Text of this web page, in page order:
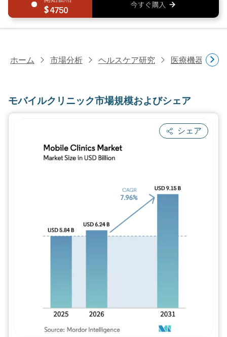
4750
ホーム 市場分析 ヘルスケア研究 医療機器研究
モバイルクリニック市場規模およびシェア
シェア